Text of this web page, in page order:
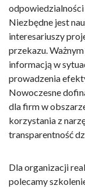
Niezbędne jest
interesariuszy
przekazu.
informacją w
prowadzenia
Nowoczesne
dla firmw
korzystania z
transparentność
Dla organizacji
polecamy